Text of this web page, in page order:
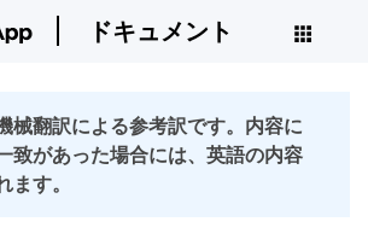
ドキュメント
械翻訳による参考訳です。内容に
致があった場合には、英語の内容
ます。